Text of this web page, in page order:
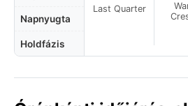
Napnyugta
Holdfázis
Last Quarter